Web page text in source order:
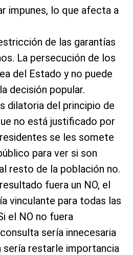
impunes, lo que afecta a
de las garantías
La persecución de los
del Estado y no puede
decisión popular.
dilatoria del principio de
no está justificado por
se les somete
para ver si son
resto de la población no.
fuera un NO, el
vinculante para todas las
el NO no fuera
sería innecesaria
sería restarle importancia